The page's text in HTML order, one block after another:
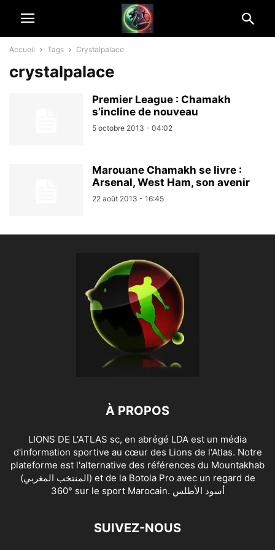
Accueil Tags Crystalpalace
crystalpalace
Premier League : Chamakh
s’incline de nouveau
5 octobre 2013 - 04:02
Marouane Chamakh se livre :
Arsenal, West Ham, son avenir
22 août 2013 - 16:45
À PROPOS
LIONS DE L'ATLAS sc, en abrégé LDA est un média
d'information sportive au cœur des Lions de l'Atlas. Notre
plateforme est l'alternative des références du Mountakhab
(المنتخب المغربي) et de la Botola Pro avec un regard de
360° sur le sport Marocain. أسود الأطلس
SUIVEZ-NOUS